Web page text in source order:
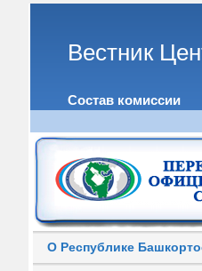
Вестник
Состав комиссии
О Республике